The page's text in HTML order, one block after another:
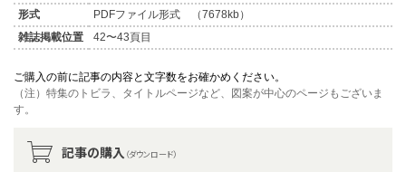
形式
PDFファイル形式 （7678kb）
雑誌掲載位置
42〜43頁目
ご購入の前に記事の内容と文字数をお確かめください。
（注）特集のトビラ、タイトルページなど、図案が中心のページもございま
す。
記事の購入 （ダウンロード）